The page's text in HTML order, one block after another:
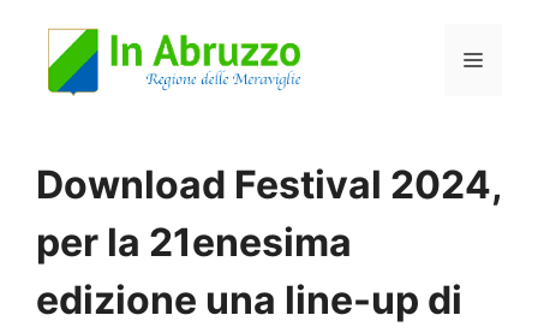
Menu
Download Festival 2024,
per la 21enesima
edizione una line-up di